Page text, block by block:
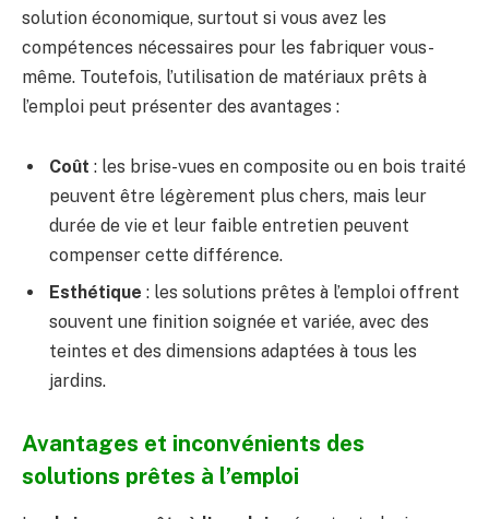
solution économique, surtout si vous avez les
compétences nécessaires pour les fabriquer vous-
même. Toutefois, l’utilisation de matériaux prêts à
l’emploi peut présenter des avantages :
Coût : les brise-vues en composite ou en bois traité
peuvent être légèrement plus chers, mais leur
durée de vie et leur faible entretien peuvent
compenser cette différence.
Esthétique : les solutions prêtes à l’emploi offrent
souvent une finition soignée et variée, avec des
teintes et des dimensions adaptées à tous les
jardins.
Avantages et inconvénients des
solutions prêtes à l’emploi